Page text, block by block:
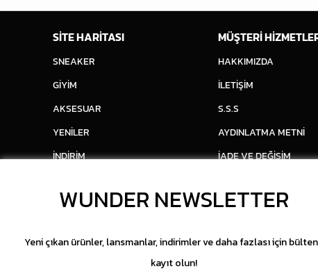
SİTE HARİTASI
SNEAKER
GİYİM
AKSESUAR
YENİLER
İNDİRİM
MÜŞTERİ
HAKKIMIZDA
İLETİŞİM
S.S.S
AYDINLATMA METNİ
İADE VE DEĞİŞİM
WUNDER NEWSLETTER
Yeni çıkan ürünler, lansmanlar, indirimler ve daha fazlası için
kayıt olun!